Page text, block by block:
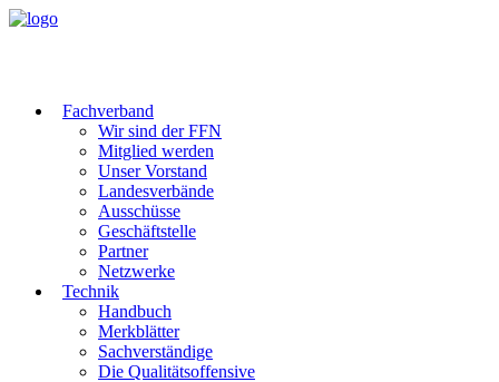
Fachverband
Wir sind der FFN
Mitglied werden
Unser Vorstand
Landesverbände
Ausschüsse
Geschäftstelle
Partner
Netzwerke
Technik
Handbuch
Merkblätter
Sachverständige
Die Qualitätsoffensive